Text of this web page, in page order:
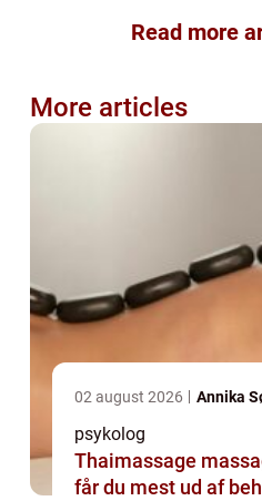
Read more
More articles
02 august 2026 Annika
psykolog
Thaimassage massage i
får du mest ud af